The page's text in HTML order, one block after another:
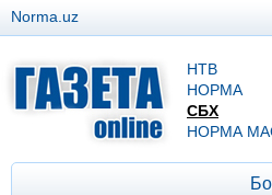
Norma.uz
НТВ
НОРМА
СБХ
НОРМА